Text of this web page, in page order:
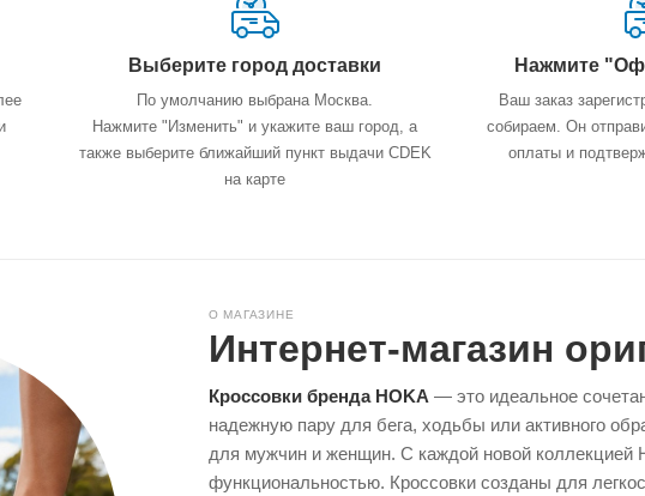
Выберите город доставки
По умолчанию выбрана Москва.
Нажмите "Изменить" и укажите ваш город, а
также выберите ближайший пункт выдачи CDEK
на карте
Нажмите
Ваш заказ
собираем. Он
оплаты и
О МАГАЗИНЕ
Интернет-магазин
Кроссовки бренда HOKA — это идеальное
надежную пару для бега, ходьбы или активного
для мужчин и женщин. С каждой новой коллекцией
функциональностью. Кроссовки созданы для